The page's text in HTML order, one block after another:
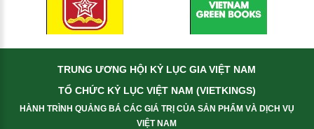
TRUNG ƯƠNG HỘI KỶ LỤC GIA VIỆT NAM
TỔ CHỨC KỶ LỤC VIỆT NAM (VIETKINGS)
HÀNH TRÌNH QUẢNG BÁ CÁC GIÁ TRỊ CỦA SẢN PHẨM VÀ DỊCH VỤ
VIỆT NAM